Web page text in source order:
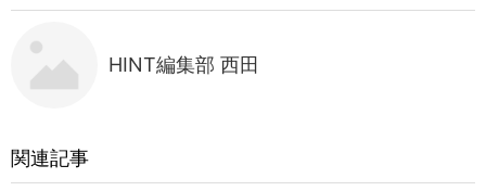
HINT編集部 西田
関連記事